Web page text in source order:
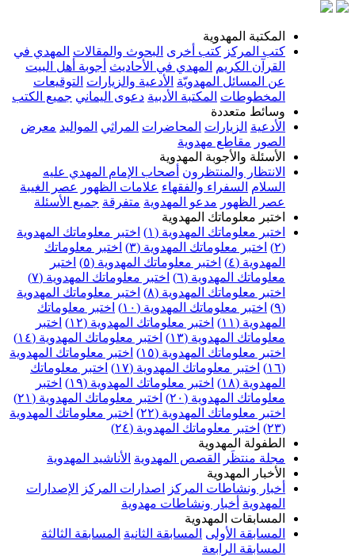
المكتبة المهدوية
كتب المركز كتب أخرى البحوث والمقالات المهدي في
القرآن الكريم
المهدي في الأحاديث أجوبة أهل البيت
عن المسائل المهدويّة الأدعية والزيارات التوقيعات
المخطوطات المكتبة الأدبية دعوى اليماني جميع الكتب
وسائط متعددة
الأدعية الزيارات المحاضرات المراثي المواليد معرض
الصور مقاطع مهدوية
الأسئلة والأجوبة المهدوية
الانتظار والمنتظرون أصحاب الإمام المهدي عليه
السلام السفراء والفقهاء علامات الظهور
عصر الغيبة
عصر الظهور مدعو المهدوية متفرقة جميع الأسئلة
اختبر معلوماتك المهدوية
اختبر معلوماتك المهدوية (١)
اختبر معلوماتك المهدوية
(٢)
اختبر معلوماتك المهدوية (٣)
اختبر معلوماتك
المهدوية (٤)
اختبر معلوماتك المهدوية (٥)
اختبر
معلوماتك المهدوية (٦)
اختبر معلوماتك المهدوية (٧)
اختبر معلوماتك المهدوية (٨)
اختبر معلوماتك المهدوية
(٩)
اختبر معلوماتك المهدوية (١٠)
اختبر معلوماتك
المهدوية (١١)
اختبر معلوماتك المهدوية (١٢)
اختبر
معلوماتك المهدوية (١٣)
اختبر معلوماتك المهدوية (١٤)
اختبر معلوماتك المهدوية (١٥)
اختبر معلوماتك المهدوية
(١٦)
اختبر معلوماتك المهدوية (١٧)
اختبر معلوماتك
المهدوية (١٨)
اختبر معلوماتك المهدوية (١٩)
اختبر
معلوماتك المهدوية (٢٠)
اختبر معلوماتك المهدوية (٢١)
اختبر معلوماتك المهدوية (٢٢)
اختبر معلوماتك المهدوية
(٢٣)
اختبر معلوماتك المهدوية (٢٤)
الطفولة المهدوية
مجلة منتظَر
القصص المهدوية الأناشيد المهدوية
الأخبار المهدوية
أخبار ونشاطات المركز
اصدارات المركز
الإصدارات
المهدوية أخبار ونشاطات مهدوية
المسابقات المهدوية
المسابقة الأولى المسابقة الثانية المسابقة الثالثة
المسابقة الرابعة